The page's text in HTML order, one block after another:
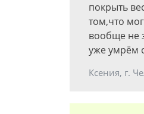
покрыть
том,что
вообще не
уже умрём
Ксения, г.